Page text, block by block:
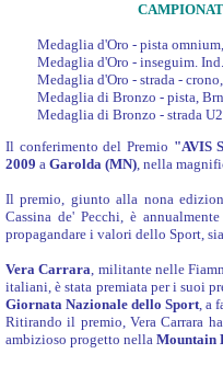
Medaglia d'Oro - pista
Medaglia d'Oro - inseguim.
Medaglia d'Oro - strada -
Medaglia di Bronzo - pista,
Medaglia di Bronzo - strada
Il conferimento del Premio "AVIS
2009 a Garolda (MN), nella
Il premio, giunto alla nona
Cassina de' Pecchi, è
propagandare i valori dello Sport,
Vera Carrara, militante nelle
italiani, è stata premiata per i suoi
Giornata Nazionale dello Sport, a
Ritirando il premio, Vera Carrara
ambizioso progetto nella Mountain